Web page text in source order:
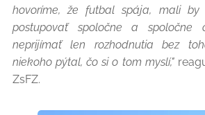
hovoríme, že futbal spája, mali by
postupovať spoločne a
neprijímať len rozhodnutia bez
niekoho pýtal, čo si o tom myslí,"
ZsFZ.